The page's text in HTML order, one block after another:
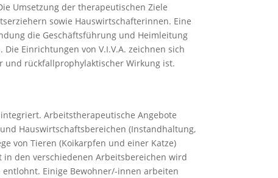
Umsetzung der therapeutischen Ziele
sowie Hauswirtschafterinnen. Eine
die Geschäftsführung und Heimleitung
Einrichtungen von V.I.V.A. zeichnen sich
und rückfallprophylaktischer Wirkung ist.
Arbeitstherapeutische Angebote
Hauswirtschaftsbereichen (Instandhaltung,
von Tieren (Koikarpfen und einer Katze)
den verschiedenen Arbeitsbereichen wird
Einige Bewohner/-innen arbeiten